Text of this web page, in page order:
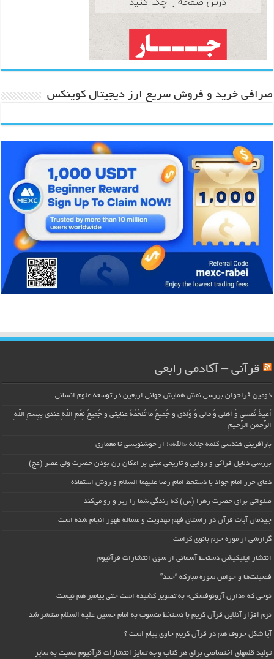
صرافی خرید و فروش سریع ارز دیجیتال کوینکس
قرآنی – آکادمی رابعی
دومین فراخوان بررسی نقش همایش جهانی اربعین در توسعه علوم انسانی
اُعیذُ نَفسی وَ أهلی وَ مالی وَ وُلدی و جَمیعَ ما تَلحَقُهُ عِنایتی و جَمیعَ نِعَمِ اللّهِ عِندی بِبِسمِ اللّهِ
الرَّحمنِ الرَّحیمِ
بازآفرینی هندسی کلمه جلاله «الله»؛ از خوشنویسی تا معماری
بررسی دلایل قرآنی و روایی و تاریخی مبنی بر امکان زن بودن حضرت ولی عصر (عج)
دعای حرز امام جواد با دستخط امام رضا علیهما السلام و روش استفاده
صلواتی برای حضرت زهرا (س) که زندگی شما را زیر و رو می‌کند
چیدمان آیات قرآن در راستای فهم مهدویت و مساله ظهور انجام شده است
گزارشی از موزه حرم بانوی کرامت
انتشار اپلیکیشن دستخط آسمانی از سوی انتشارات قرآنیوم
فضیلت‌ها و خواص سوره مبارکه “حمد”
نوحی که «دارِن آرونوفسکی» به تصویر کشیده است حتی پیامبر هم نیست
نرم افزار آنلاین قرآن کریم با دستخط منسوب به امام حسین علیه السلام منتشر شد
آیا شکل حروف هم در قرآن کریم حاوی پیام است ؟
تولید قلمهای اختصاصی برای هر کتاب وجه تمایز انتشارات قرآنیوم نسبت به سایر